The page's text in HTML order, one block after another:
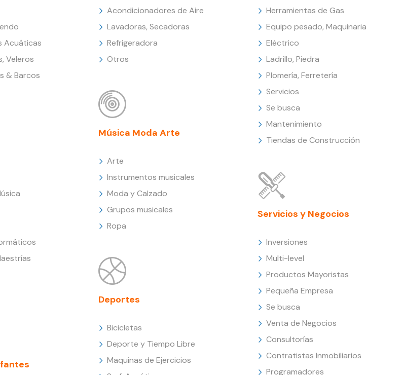
Acuáticas
Veleros
& Barcos
Acondicionadores de Aire
Lavadoras, Secadoras
Refrigeradora
Otros
Música Moda Arte
Arte
Instrumentos musicales
Moda y Calzado
Grupos musicales
Ropa
Deportes
Bicicletas
Deporte y Tiempo Libre
Maquinas de Ejercicios
Herramientas de Gas
Equipo pesado, Maquinaria
Eléctrico
Ladrillo, Piedra
Plomería, Ferretería
Servicios
Se busca
Mantenimiento
Tiendas de Construcción
Servicios y Negocios
Inversiones
Multi-level
Productos Mayoristas
Pequeña Empresa
Se busca
Venta de Negocios
Consultorías
Contratistas Inmobiliarios
Programadores